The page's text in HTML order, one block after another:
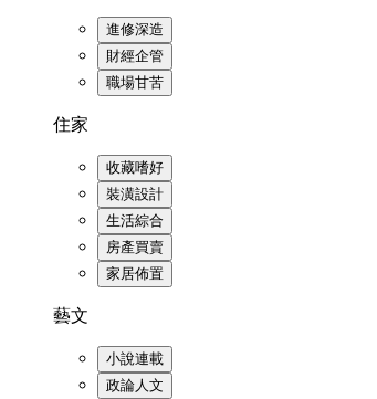
進修深造
財經企管
職場甘苦
住家
收藏嗜好
裝潢設計
生活綜合
房產買賣
家居佈置
藝文
小說連載
政論人文